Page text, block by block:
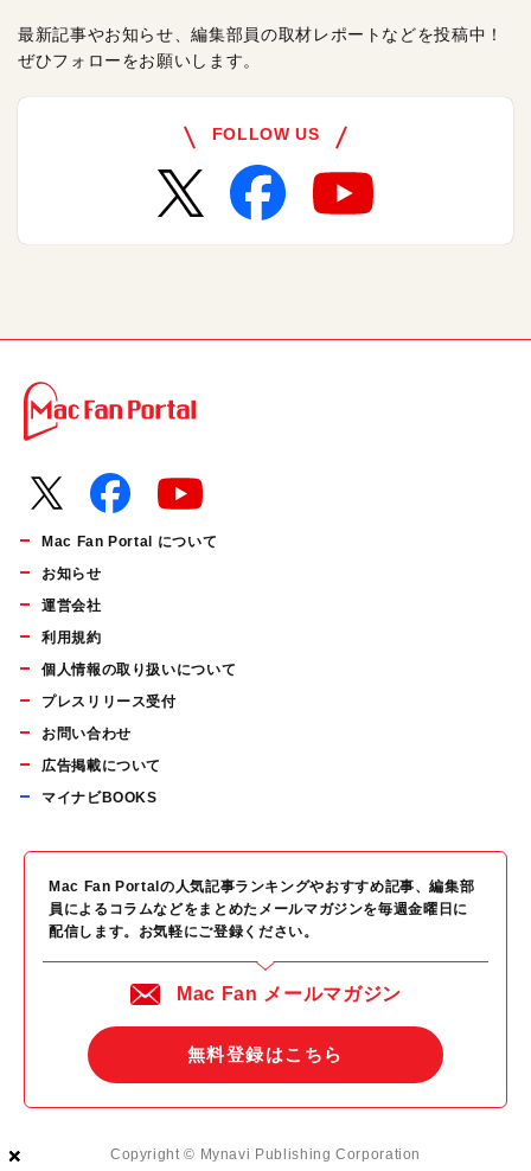
×
×
×
最新記事やお知らせ、編集部員の取材レポートなどを投稿中！
ぜひフォローをお願いします。
FOLLOW US
Mac Fan Portal について
お知らせ
運営会社
利用規約
個人情報の取り扱いについて
プレスリリース受付
お問い合わせ
広告掲載について
マイナビBOOKS
Mac Fan Portalの人気記事ランキングやおすすめ記事、編集部
員によるコラムなどをまとめたメールマガジンを毎週金曜日に
配信します。お気軽にご登録ください。
Mac Fan メールマガジン
無料登録はこちら
Copyright © Mynavi Publishing Corporation